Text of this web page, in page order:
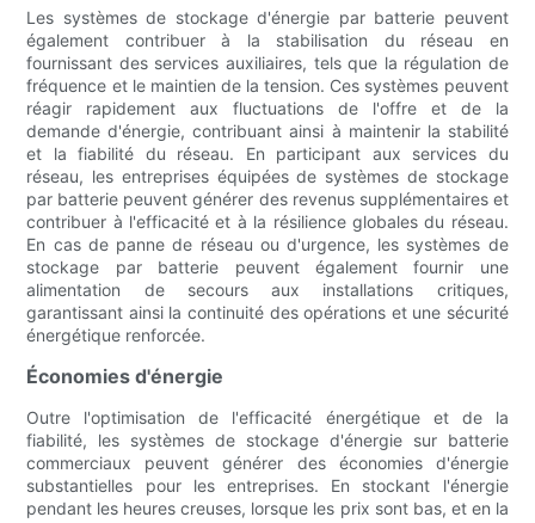
Les systèmes de stockage d'énergie par batterie peuvent
également contribuer à la stabilisation du réseau en
fournissant des services auxiliaires, tels que la régulation de
fréquence et le maintien de la tension. Ces systèmes peuvent
réagir rapidement aux fluctuations de l'offre et de la
demande d'énergie, contribuant ainsi à maintenir la stabilité
et la fiabilité du réseau. En participant aux services du
réseau, les entreprises équipées de systèmes de stockage
par batterie peuvent générer des revenus supplémentaires et
contribuer à l'efficacité et à la résilience globales du réseau.
En cas de panne de réseau ou d'urgence, les systèmes de
stockage par batterie peuvent également fournir une
alimentation de secours aux installations critiques,
garantissant ainsi la continuité des opérations et une sécurité
énergétique renforcée.
Économies d'énergie
Outre l'optimisation de l'efficacité énergétique et de la
fiabilité, les systèmes de stockage d'énergie sur batterie
commerciaux peuvent générer des économies d'énergie
substantielles pour les entreprises. En stockant l'énergie
pendant les heures creuses, lorsque les prix sont bas, et en la